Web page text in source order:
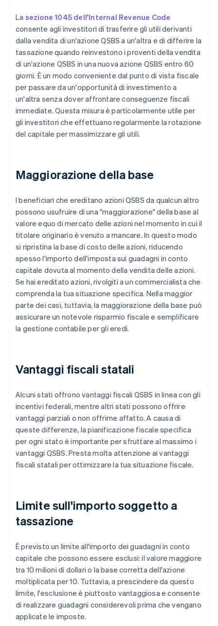
La sezione 1045 dell'Internal Revenue Code
consente agli investitori di trasferire gli utili derivanti
dalla vendita di un'azione QSBS a un'altra e di differire la
tassazione quando reinvestono i proventi della vendita
di un'azione QSBS in una nuova azione QSBS entro 60
giorni. È un modo conveniente dal punto di vista fiscale
per passare da un'opportunità di investimento a
un'altra senza dover affrontare conseguenze fiscali
immediate. Questa misura è particolarmente utile per
gli investitori che effettuano regolarmente la rotazione
del capitale per massimizzare gli utili.
Maggiorazione della base
I beneficiari che ereditano azioni QSBS da qualcun altro
possono usufruire di una "maggiorazione" della base al
valore equo di mercato delle azioni nel momento in cui il
titolare originario è venuto a mancare. In questo modo
si ripristina la base di costo delle azioni, riducendo
spesso l'importo dell'imposta sui guadagni in conto
capitale dovuta al momento della vendita delle azioni.
Se hai ereditato azioni, rivolgiti a un commercialista che
comprenda la tua situazione specifica. Nella maggior
parte dei casi, tuttavia, la maggiorazione della base può
assicurare un notevole risparmio fiscale e semplificare
la gestione contabile per gli eredi.
Vantaggi fiscali statali
Alcuni stati offrono vantaggi fiscali QSBS in linea con gli
incentivi federali, mentre altri stati possono offrire
vantaggi parziali o non offrirne affatto. A causa di
queste differenze, la pianificazione fiscale specifica
per ogni stato è importante per sfruttare al massimo i
vantaggi QSBS. Presta molta attenzione ai vantaggi
fiscali statali per ottimizzare la tua situazione fiscale.
Limite sull'importo soggetto a
tassazione
È previsto un limite all'importo dei guadagni in conto
capitale che possono essere esclusi: il valore maggiore
tra 10 milioni di dollari o la base corretta dell'azione
moltiplicata per 10. Tuttavia, a prescindere da questo
limite, l'esclusione è piuttosto vantaggiosa e consente
di realizzare guadagni considerevoli prima che vengano
applicate le imposte.